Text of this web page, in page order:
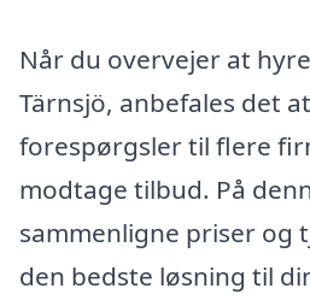
Når du overvejer at
Tärnsjö, anbefales det
forespørgsler til flere
modtage tilbud. På
sammenligne priser og
den bedste løsning til